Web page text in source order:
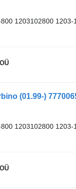
1203102800 1203-
(01.99-)
1203102800 1203-